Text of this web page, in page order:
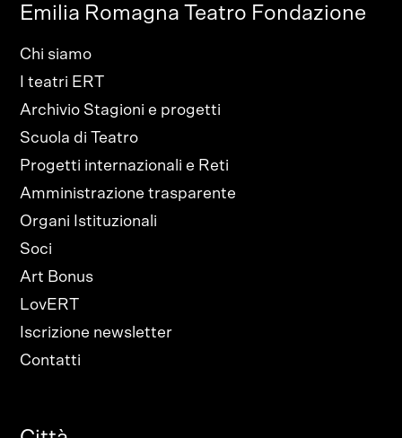
Emilia Romagna Teatro Fondazione
Chi siamo
I teatri ERT
Archivio Stagioni e progetti
Scuola di Teatro
Progetti internazionali e Reti
Amministrazione trasparente
Organi Istituzionali
Soci
Art Bonus
LovERT
Iscrizione newsletter
Contatti